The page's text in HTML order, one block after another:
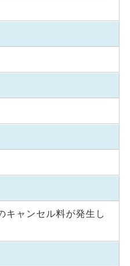
キャンセル料が発生し